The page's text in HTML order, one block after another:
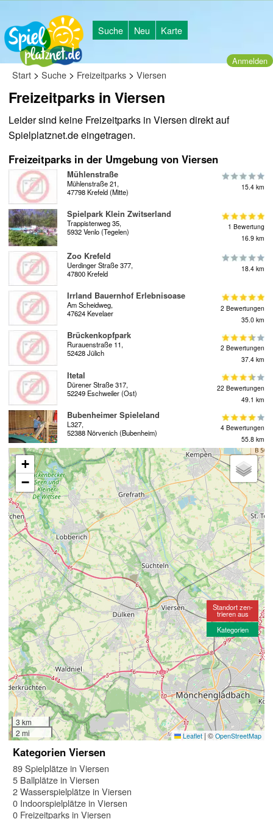
Suche Neu Karte
Anmelden
Start > Suche > Freizeitparks > Viersen
Freizeitparks in Viersen
Leider sind keine Freizeitparks in Viersen direkt auf
Spielplatznet.de eingetragen.
Freizeitparks in der Umgebung von Viersen
Mühlenstraße
Mühlenstraße 21,
47798 Krefeld (Mitte)
15.4 km
Spielpark Klein Zwitserland
Trappistenweg 35,
5932 Venlo (Tegelen)
1 Bewertung
16.9 km
Zoo Krefeld
Uerdinger Straße 377,
47800 Krefeld
18.4 km
Irrland Bauernhof Erlebnisoase
Am Scheidweg,
47624 Kevelaer
2 Bewertungen
35.0 km
Brückenkopfpark
Rurauenstraße 11,
52428 Jülich
2 Bewertungen
37.4 km
Itetal
Dürener Straße 317,
52249 Eschweiler (Ost)
22 Bewertungen
49.1 km
Bubenheimer Spieleland
L327,
52388 Nörvenich (Bubenheim)
4 Bewertungen
55.8 km
+
−
3 km
2 mi
Leaflet | © OpenStreetMap
Standort zen-
trieren aus
Kategorien
Kategorien Viersen
89 Spielplätze in Viersen
5 Ballplätze in Viersen
2 Wasserspielplätze in Viersen
0 Indoorspielplätze in Viersen
0 Freizeitparks in Viersen